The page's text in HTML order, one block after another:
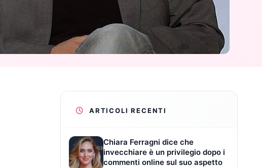
ARTICOLI RECENTI
Chiara Ferragni dice che
invecchiare è un privilegio dopo i
commenti online sul suo aspetto